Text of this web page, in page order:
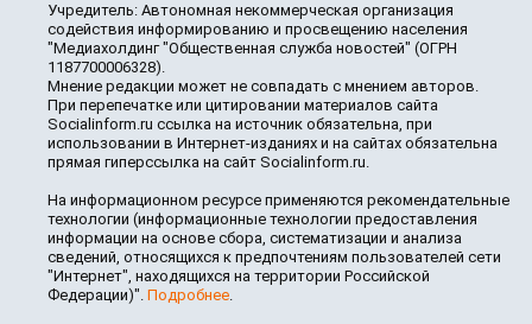
Учредитель: Автономная некоммерческая организация
содействия информированию и просвещению населения
"Медиахолдинг "Общественная служба новостей" (ОГРН
1187700006328).
Мнение редакции может не совпадать с мнением авторов.
При перепечатке или цитировании материалов сайта
Socialinform.ru ссылка на источник обязательна, при
использовании в Интернет-изданиях и на сайтах обязательна
прямая гиперссылка на сайт Socialinform.ru.
На информационном ресурсе применяются рекомендательные
технологии (информационные технологии предоставления
информации на основе сбора, систематизации и анализа
сведений, относящихся к предпочтениям пользователей сети
"Интернет", находящихся на территории Российской
Федерации)". Подробнее.